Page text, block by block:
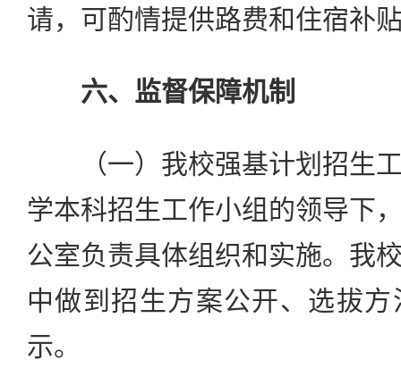
请，可酌情提供路费和住宿补
六、监督保障机制
（一）我校强基计划招生工
学本科招生工作小组的领导下
公室负责具体组织和实施。我
中做到招生方案公开、选拔
示。